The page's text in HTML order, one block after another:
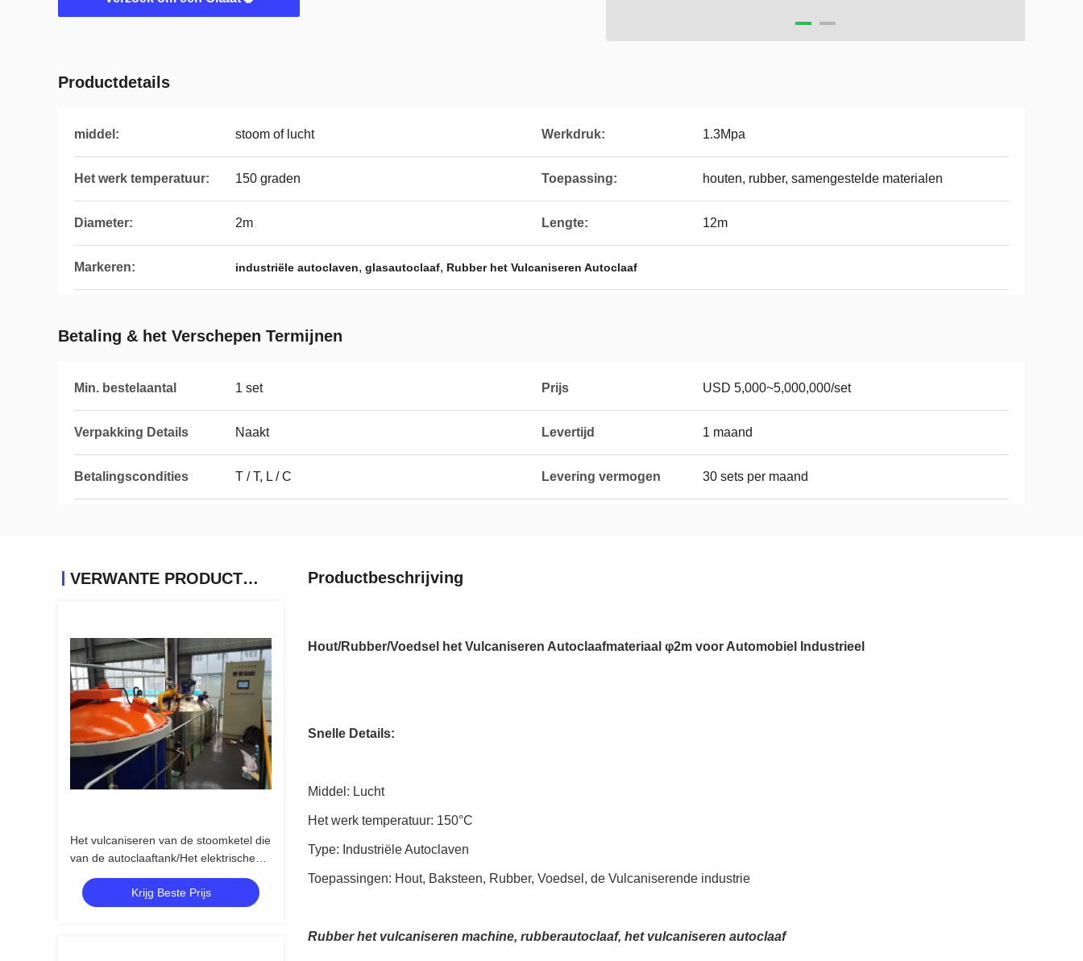
Productdetails
middel: stoom of lucht Werkdruk: 1.3Mpa
Het werk temperatuur: 150 graden Toepassing: houten, rubber, samengestelde materialen
Diameter: 2m Lengte: 12m
Markeren: industriële autoclaven, glasautoclaaf, Rubber het Vulcaniseren Autoclaaf
Betaling & het Verschepen Termijnen
Min. bestelaantal 1 set Prijs USD 5,000~5,000,000/set
Verpakking Details Naakt Levertijd 1 maand
Betalingscondities T / T, L / C Levering vermogen 30 sets per maand
VERWANTE PRODUCTEN
Het vulcaniseren van de stoomketel die
van de autoclaaftank/Het elektrische
het verwarmen directe en indirecte
stoom verwarmen verwarmen
Krijg Beste Prijs
Productbeschrijving
Hout/Rubber/Voedsel het Vulcaniseren Autoclaafmateriaal φ2m voor Automobiel Industrieel
Snelle Details:
Middel: Lucht
Het werk temperatuur: 150°C
Type: Industriële Autoclaven
Toepassingen: Hout, Baksteen, Rubber, Voedsel, de Vulcaniserende industrie
Rubber het vulcaniseren machine, rubberautoclaaf, het vulcaniseren autoclaaf